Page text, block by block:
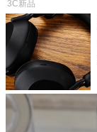
3C新品